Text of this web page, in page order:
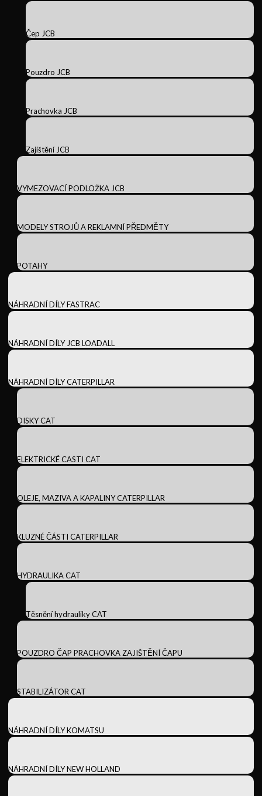
Čep JCB
Pouzdro JCB
Prachovka JCB
Zajištění JCB
VYMEZOVACÍ PODLOŽKA JCB
MODELY STROJŮ A REKLAMNÍ PŘEDMĚTY
POTAHY
NÁHRADNÍ DÍLY FASTRAC
NÁHRADNÍ DÍLY JCB LOADALL
NÁHRADNÍ DÍLY CATERPILLAR
DISKY CAT
ELEKTRICKÉ CASTI CAT
OLEJE, MAZIVA A KAPALINY CATERPILLAR
KLUZNÉ ČÁSTI CATERPILLAR
HYDRAULIKA CAT
Těsnění hydrauliky CAT
POUZDRO ČAP PRACHOVKA ZAJIŠTĚNÍ ČAPU
STABILIZÁTOR CAT
NÁHRADNÍ DÍLY KOMATSU
NÁHRADNÍ DÍLY NEW HOLLAND